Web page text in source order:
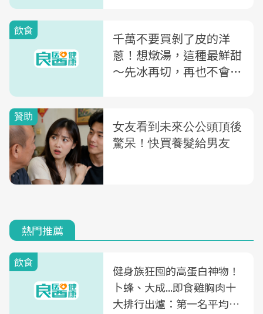
飲食
千萬不要買剝了皮的洋
蔥！想燉湯，這種最鮮甜
～先冰再切，再也不會淚
熱門推薦
飲食
健身族狂囤的高蛋白神物！
卜蜂、大成...即食雞胸肉十
大排行出爐：第一名平均一